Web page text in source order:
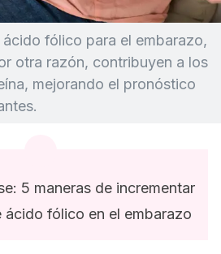
fólico para el embarazo,
otra razón, contribuyen a los
mejorando el pronóstico
5 maneras de incrementar
ácido fólico en el embarazo